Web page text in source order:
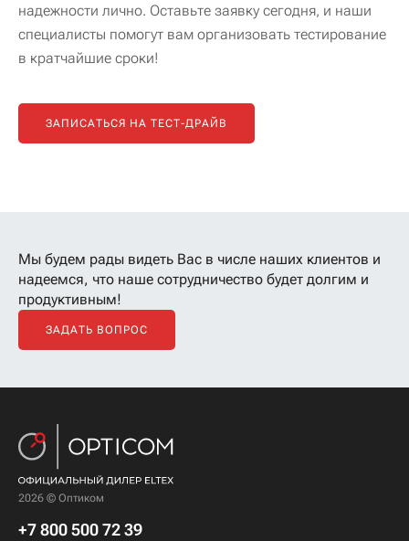
надежности лично. Оставьте заявку сегодня, и наши
специалисты помогут вам организовать тестирование
в кратчайшие сроки!
ЗАПИСАТЬСЯ НА ТЕСТ-ДРАЙВ
Мы будем рады видеть Вас в числе наших клиентов и
надеемся, что наше сотрудничество будет долгим и
продуктивным!
ЗАДАТЬ ВОПРОС
2026 © Оптиком
+7 800 500 72 39